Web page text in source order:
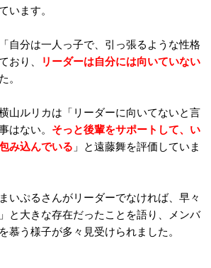
います。
自分は一人っ子で、引っ張るような性格
おり、
リーダーは自分には向いていない
。
山ルリカは「リーダーに向いてないと言
はない。 そっと後輩をサポートして、い
み込んでいる 」と遠藤舞を評価していま
いぷるさんがリーダーでなければ、早々
と大きな存在だったことを語り、メンバ
慕う様子が多々見受けられました。